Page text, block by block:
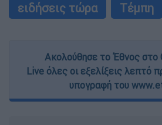
ειδήσεις τώρα Τέμπη
Ακολούθησε το Έθνος στο
Live όλες οι εξελίξεις λεπτό
υπογραφή του